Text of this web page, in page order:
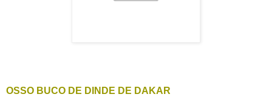
OSSO BUCO DE DINDE DE DAKAR